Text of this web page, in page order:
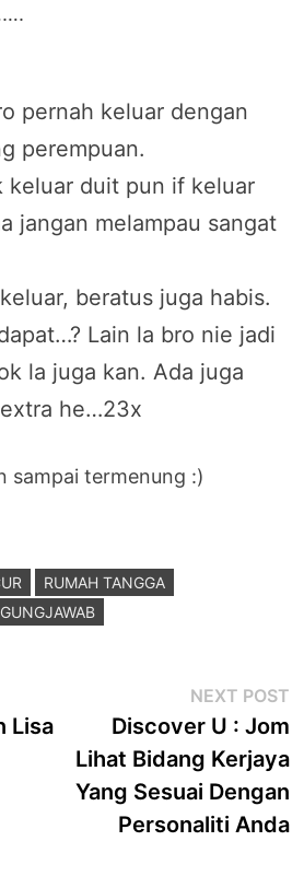
pernah keluar dengan
perempuan.
keluar duit pun if keluar
jangan melampau sangat
beratus juga habis.
Lain la bro nie jadi
la juga kan. Ada juga
he…23x
sampai termenung :)
RUMAH TANGGA
Lisa
NEXT POST
Discover U : Jom
Lihat Bidang Kerjaya
Yang Sesuai Dengan
Personaliti Anda